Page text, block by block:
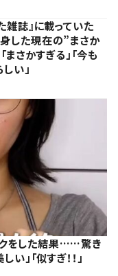
誌』に載っていた
した現在の”まさか
まさかすぎる」「今も
い」
をした結果……驚き
」「似すぎ！！」